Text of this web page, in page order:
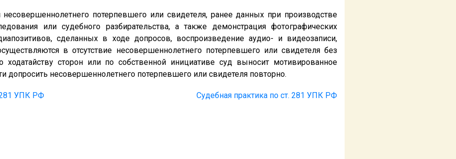
потерпевшего или свидетеля, ранее данных при производстве
или судебного разбирательства, а также демонстрация фотографических
сделанных в ходе допросов, воспроизведение аудио- и видеозаписи,
в отсутствие несовершеннолетнего потерпевшего или свидетеля без
ходатайству сторон или по собственной инициативе суд выносит мотивированное
допросить несовершеннолетнего потерпевшего или свидетеля повторно.
281 УПК РФ Судебная практика по ст. 281 УПК РФ